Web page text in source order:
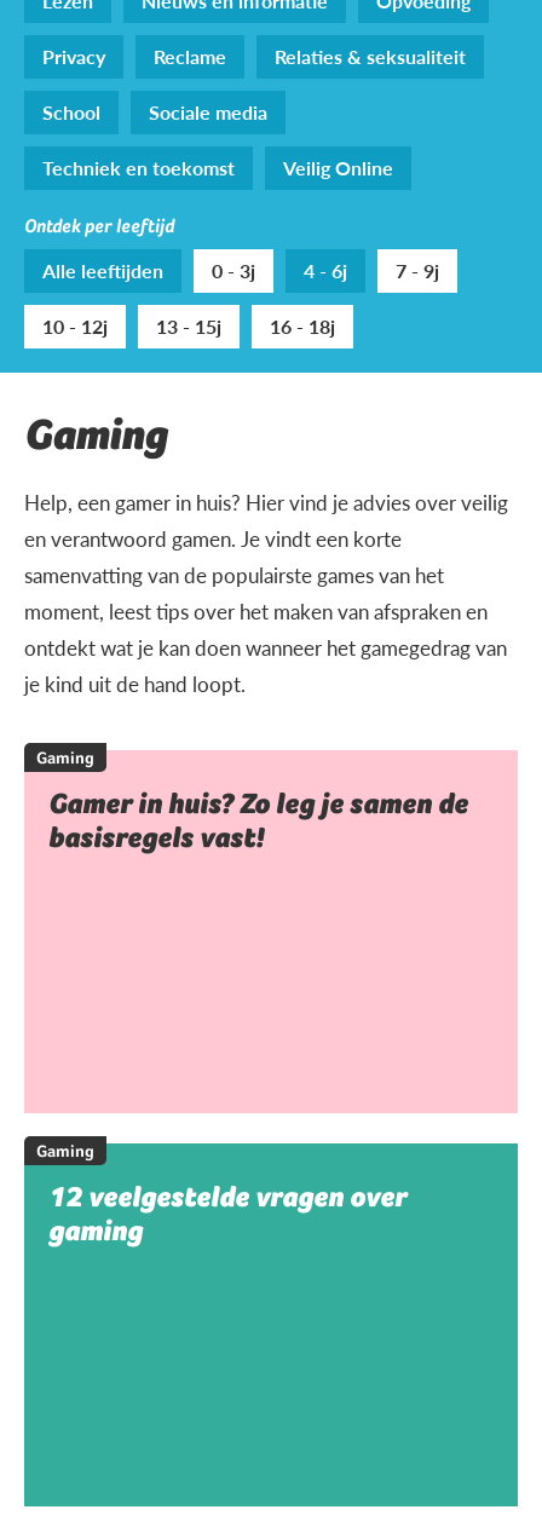
Privacy
Reclame
Relaties & seksualiteit
School
Sociale media
Techniek en toekomst
Veilig Online
Ontdek per leeftijd
Alle leeftijden 0 - 3j 4 - 6j
7 - 9j
10 - 12j
13 - 15j 16 - 18j
Gaming
Help, een gamer in huis? Hier vind je advies over veilig
en verantwoord gamen. Je vindt een korte
samenvatting van de populairste games van het
moment, leest tips over het maken van afspraken en
ontdekt wat je kan doen wanneer het gamegedrag van
je kind uit de hand loopt.
Gaming
Gamer in huis? Zo leg je samen de
basisregels vast!
Gaming
12 veelgestelde vragen over
gaming